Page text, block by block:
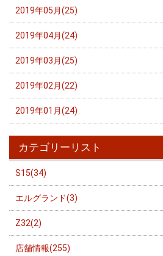
2019年05月(25)
2019年04月(24)
2019年03月(25)
2019年02月(22)
2019年01月(24)
カテゴリーリスト
S15(34)
エルグランド(3)
Z32(2)
店舗情報(255)